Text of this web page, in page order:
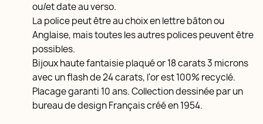
ou/et date au verso.
La police peut être au choix en lettre bâton ou
Anglaise, mais toutes les autres polices peuvent être
possibles.
Bijoux haute fantaisie plaqué or 18 carats 3 microns
avec un flash de 24 carats, l'or est 100% recyclé.
Placage garanti 10 ans. Collection dessinée par un
bureau de design Français créé en 1954.